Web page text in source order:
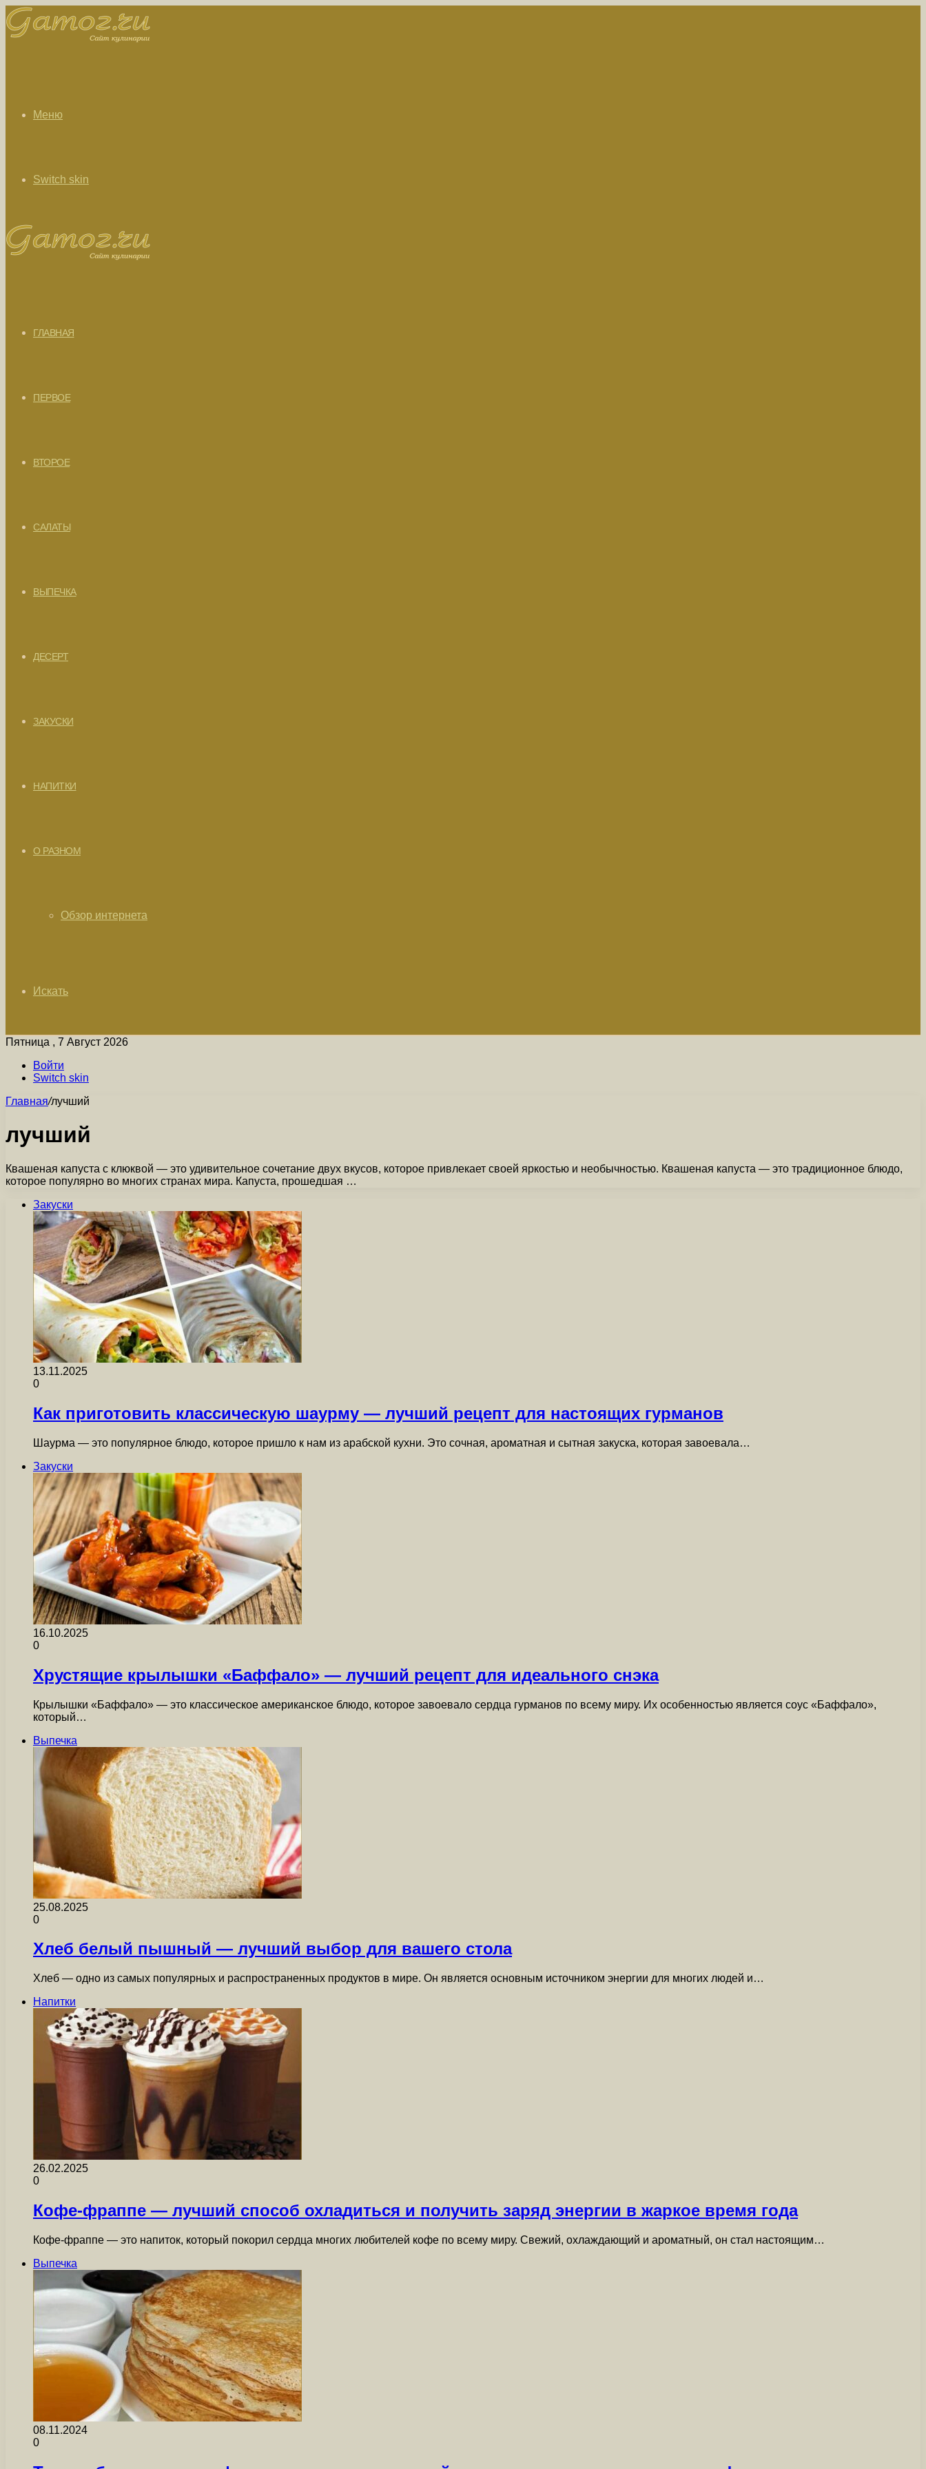
Меню
Switch skin
ГЛАВНАЯ
ПЕРВОЕ
ВТОРОЕ
САЛАТЫ
ВЫПЕЧКА
ДЕСЕРТ
ЗАКУСКИ
НАПИТКИ
О РАЗНОМ
Обзор интернета
Искать
Пятница , 7 Август 2026
Войти
Switch skin
Главная/лучший
лучший
Квашеная капуста с клюквой — это удивительное сочетание двух вкусов, которое привлекает своей яркостью и необычностью. Квашеная капуста — это традиционное блюдо,
которое популярно во многих странах мира. Капуста, прошедшая …
Закуски
13.11.2025
0
Как приготовить классическую шаурму — лучший рецепт для настоящих гурманов
Шаурма — это популярное блюдо, которое пришло к нам из арабской кухни. Это сочная, ароматная и сытная закуска, которая завоевала…
Закуски
16.10.2025
0
Хрустящие крылышки «Баффало» — лучший рецепт для идеального снэка
Крылышки «Баффало» — это классическое американское блюдо, которое завоевало сердца гурманов по всему миру. Их особенностью является соус «Баффало»,
который…
Выпечка
25.08.2025
0
Хлеб белый пышный — лучший выбор для вашего стола
Хлеб — одно из самых популярных и распространенных продуктов в мире. Он является основным источником энергии для многих людей и…
Напитки
26.02.2025
0
Кофе-фраппе — лучший способ охладиться и получить заряд энергии в жаркое время года
Кофе-фраппе — это напиток, который покорил сердца многих любителей кофе по всему миру. Свежий, охлаждающий и ароматный, он стал настоящим…
Выпечка
08.11.2024
0